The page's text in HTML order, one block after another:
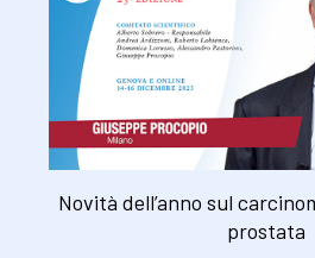
Novità dell’anno sul
prostata